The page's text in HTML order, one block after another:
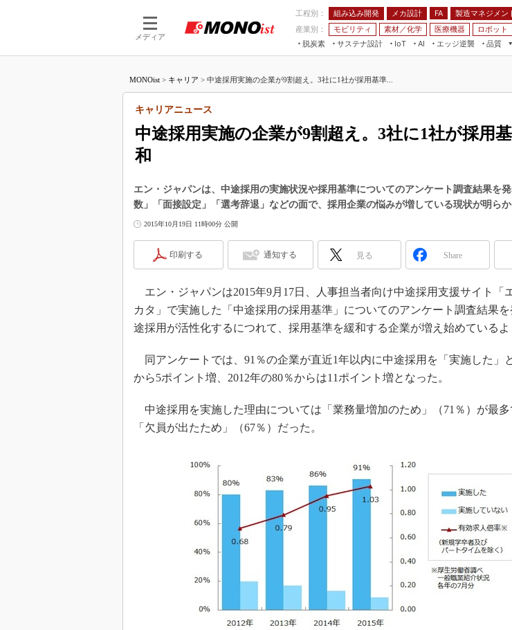
メディア
工程別： 組み込み開発 メカ設計 FA 製造マネジメン
産業別：
モビリティ 素材／化学 医療機器 ロボット
脱炭素
サステナ設計
IoT
つながる工場
AI
AI×設備保全
エッジ逆襲 品質
JIMTOF
IIFES
TECHNO-FRONTIER
スマート工場EXPO
EdgeTech+
産業オープンネット展
VR／AR
フィールドサービス
組み込み画像技術
組み込みモデリング
車載ソフト開発
ISO26262
無償設計ツール
3Dプリンタ
デジタルツインとCAE
S＆OP
インダストリー4.0
植物工場
知財マネジメント
海外生産
グローバル設計・開発
制御セキュリティ
新型コロナへの対応
FA
モビリティ
MONOist > キャリア > 中途採用実施の企業が9割超え。3社に1社が採用基準...
中途採用実施の企業が9割超え。3社に1社が採用
和
キャリアニュース
エン・ジャパンは、中途採用の実施状況や採用基準についてのアンケート調査結果を
数」「面接設定」「選考辞退」などの面で、採用企業の悩みが増している現状が明らか
2015年10月19日 11時00分 公開
印刷する 通知する 見る Share
エン・ジャパンは2015年9月17日、人事担当者向け中途採用支援サイト「
カタ」で実施した「中途採用の採用基準」についてのアンケート調査結果
途採用が活性化するにつれて、採用基準を緩和する企業が増え始めているよ
同アンケートでは、91％の企業が直近1年以内に中途採用を「実施した」
から5ポイント増、2012年の80％からは11ポイント増となった。
中途採用を実施した理由については「業務量増加のため」（71％）が最
「欠員が出たため」（67％）だった。